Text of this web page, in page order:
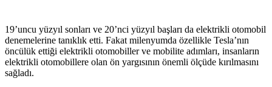
19’uncu yüzyıl sonları ve 20’nci yüzyıl başları da elektrikli otomobil
denemelerine tanıklık etti. Fakat milenyumda özellikle Tesla’nın
öncülük ettiği elektrikli otomobiller ve mobilite adımları, insanların
elektrikli otomobillere olan ön yargısının önemli ölçüde kırılmasını
sağladı.